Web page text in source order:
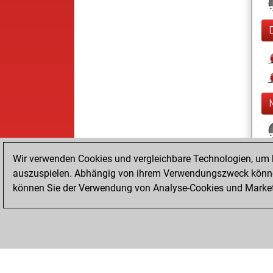
Wir verwenden Cookies und vergleichbare Technologien,
auszuspielen. Abhängig von ihrem Verwendungszweck
können Sie der Verwendung von Analyse-Cookies und